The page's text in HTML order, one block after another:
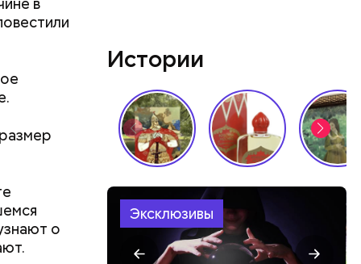
о
РФ —
Истории
Эксклюзивы